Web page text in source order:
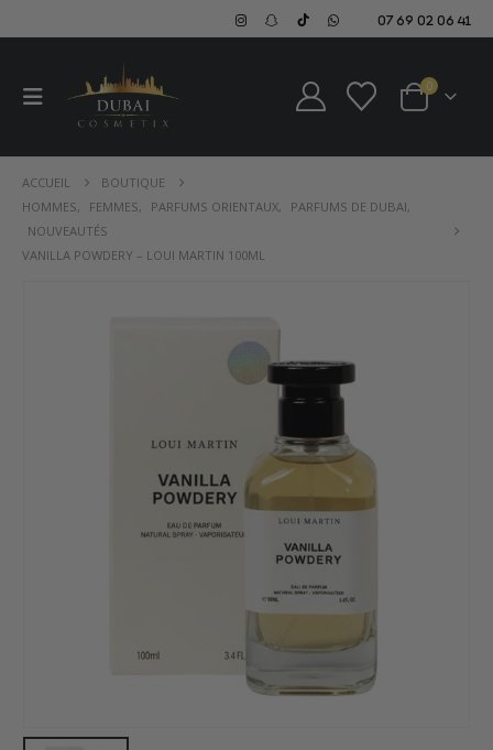
07 69 02 06 41
0
ACCUEIL
BOUTIQUE
HOMMES, FEMMES, PARFUMS ORIENTAUX, PARFUMS DE DUBAI,
NOUVEAUTÉS
VANILLA POWDERY – LOUI MARTIN 100ML